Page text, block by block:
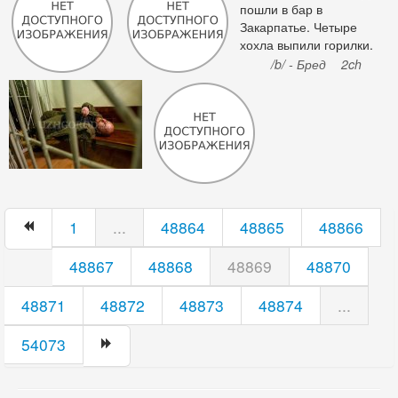
пошли в бар в
Закарпатье. Четыре
хохла выпили горилки.
Четыре хохла отказались
стрелять. Четырех
хохлов сначала
отпиздили местные
русины, затем их
отпиздили менты, потом
после чего отпиздили в
суде.
/b/ - Бред 2ch
1 ... 48864 48865
48866
48867
48868 48869
48870
48871
48872 48873 48874
...
54073